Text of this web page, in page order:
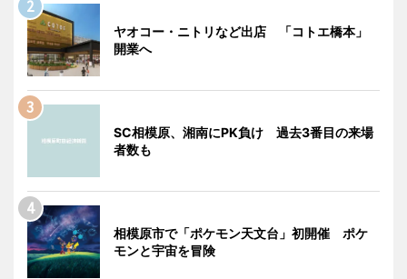
ヤオコー・ニトリなど出店 「コトエ橋本」
開業へ
SC相模原、湘南にPK負け 過去3番目の来場
者数も
相模原市で「ポケモン天文台」初開催 ポケ
モンと宇宙を冒険